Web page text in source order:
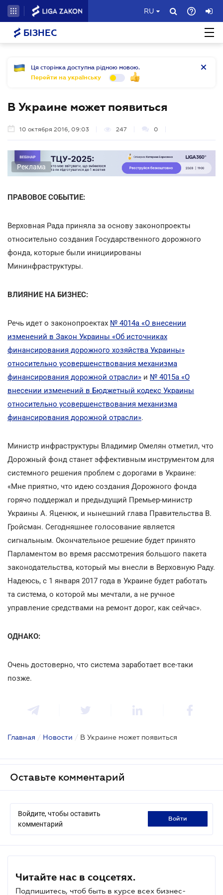
RU
БІЗНЕС
Ця сторінка доступна рідною мовою.
Перейти на українську
В Украине может появиться
10 октября 2016, 09:03 247 0
Реклама
ПРАВОВОЕ СОБЫТИЕ:
Верховная Рада приняла за основу законопроекты
относительно создания Государственного дорожного
фонда, которые были инициированы
Мининфраструктуры.
ВЛИЯНИЕ НА БИЗНЕС:
Речь идет о законопроектах № 4014а «О внесении
изменений в Закон Украины «Об источниках
финансирования дорожного хозяйства Украины»
относительно усовершенствования механизма
финансирования дорожной отрасли» и № 4015а «О
внесении изменений в Бюджетный кодекс Украины
относительно усовершенствования механизма
финансирования дорожной отрасли».
Министр инфраструктуры Владимир Омелян отметил, что
Дорожный фонд станет эффективным инструментом для
системного решения проблем с дорогами в Украине:
«Мне приятно, что идею создания Дорожного фонда
горячо поддержал и предыдущий Премьер-министр
Украины А. Яценюк, и нынешний глава Правительства В.
Гройсман. Сегодняшнее голосование является
сигнальным. Окончательное решение будет принято
Парламентом во время рассмотрения большого пакета
законодательства, который мы внесли в Верховную Раду.
Надеюсь, с 1 января 2017 года в Украине будет работать
та система, о которой мы мечтали, а не ручное
управление средствами на ремонт дорог, как сейчас».
ОДНАКО:
Очень достоверно, что система заработает все-таки
позже.
Главная / Новости / В Украине может появиться
Оставьте комментарий
Войдите, чтобы оставить
комментарий
войти
Читайте нас в соцсетях.
Подпишитесь, чтоб быть в курсе всех бизнес-